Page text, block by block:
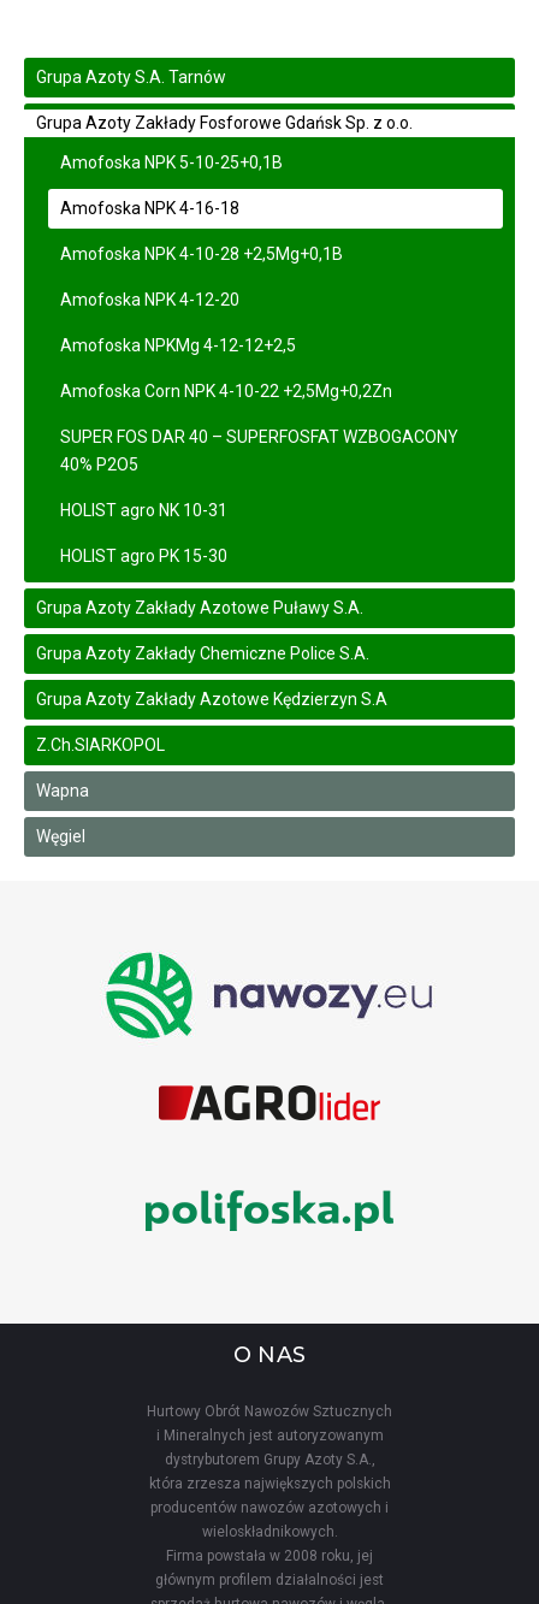
Grupa Azoty S.A. Tarnów
Grupa Azoty Zakłady Fosforowe Gdańsk Sp. z o.o.
Amofoska NPK 5-10-25+0,1B
Amofoska NPK 4-16-18
Amofoska NPK 4-10-28 +2,5Mg+0,1B
Amofoska NPK 4-12-20
Amofoska NPKMg 4-12-12+2,5
Amofoska Corn NPK 4-10-22 +2,5Mg+0,2Zn
SUPER FOS DAR 40 – SUPERFOSFAT WZBOGACONY
40% P2O5
HOLIST agro NK 10-31
HOLIST agro PK 15-30
Grupa Azoty Zakłady Azotowe Puławy S.A.
Grupa Azoty Zakłady Chemiczne Police S.A.
Grupa Azoty Zakłady Azotowe Kędzierzyn S.A
Z.Ch.SIARKOPOL
Wapna
Węgiel
O NAS
Hurtowy Obrót Nawozów Sztucznych
i Mineralnych jest autoryzowanym
dystrybutorem Grupy Azoty S.A.,
która zrzesza największych polskich
producentów nawozów azotowych i
wieloskładnikowych.
Firma powstała w 2008 roku, jej
głównym profilem działalności jest